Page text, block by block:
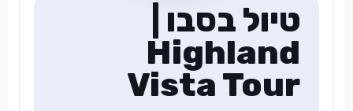
טיול בסבו |
Highland
Vista Tour